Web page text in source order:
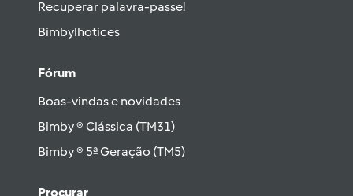
Recuperar palavra-passe!
Bimbylhotices
Fórum
Boas-vindas e novidades
Bimby ® Clássica (TM31)
Bimby ® 5ª Geração (TM5)
Procurar